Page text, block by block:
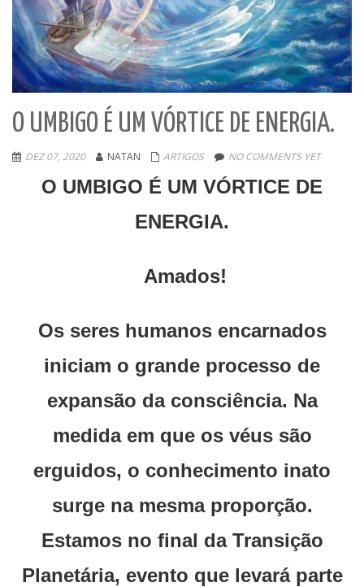
O UMBIGO É UM VÓRTICE DE ENERGIA.
DEZ 07, 2020 NATAN ARTIGOS NO COMMENTS YET
O UMBIGO É UM VÓRTICE DE
ENERGIA.
Amados!
Os seres humanos encarnados
iniciam o grande processo de
expansão da consciência. Na
medida em que os véus são
erguidos, o conhecimento inato
surge na mesma proporção.
Estamos no final da Transição
Planetária, evento que levará parte